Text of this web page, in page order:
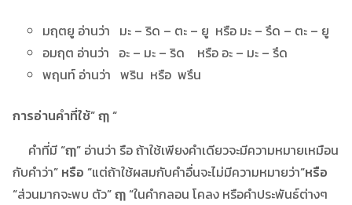
มฤตยู อ่านว่า มะ – ริด – ตะ – ยู หรือ มะ – รึด – ตะ – ยู
อมฤต อ่านว่า อะ – มะ – ริด หรือ อะ – มะ – รึด
พฤนท์ อ่านว่า พริน หรือ พรึน
การอ่านคำที่ใช้” ฤๅ “
คำที่มี“ฤๅ” อ่านว่า รือ ถ้าใช้เพียงคำเดียวจะมีความหมายเหมือน
กับคำว่า” หรือ “แต่ถ้าใช้ผสมกับคำอื่นจะไม่มีความหมายว่า“หรือ
“ส่วนมากจะพบ ตัว” ฤๅ “ในคำกลอน โคลง หรือคำประพันธ์ต่างๆ